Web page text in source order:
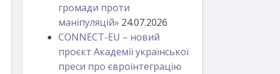
громади проти
маніпуляцій» 24.07.2026
CONNECT-EU – новий
проєкт Академії української
преси про євроінтеграцію